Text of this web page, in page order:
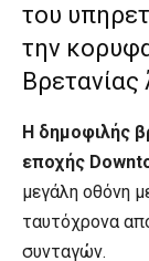
του
την
Βρετανίας
Η δημοφιλής
εποχής
μεγάλη οθόνη
ταυτόχρονα
συνταγών.